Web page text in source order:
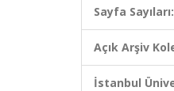
Sayfa Sayıları:
Açık Arşiv
İstanbul